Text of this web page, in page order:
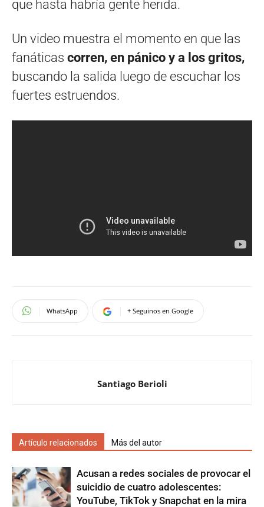
que hasta habría gente herida.
Un video muestra el momento en que las
fanáticas corren, en pánico y a los gritos,
buscando la salida luego de escuchar los
fuertes estruendos.
WhatsApp + Seguinos en Google
Santiago Berioli
Artículo relacionados Más del autor
Acusan a redes sociales de provocar el
suicidio de cuatro adolescentes:
YouTube, TikTok y Snapchat en la mira